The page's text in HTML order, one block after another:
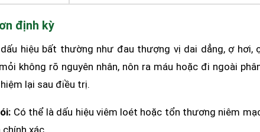
định kỳ
hiệu bất thường như đau thượng vị dai dẳng, ợ hơi,
không rõ nguyên nhân, nôn ra máu hoặc đi ngoài
lại sau điều trị.
Có thể là dấu hiệu viêm loét hoặc tổn thương niêm